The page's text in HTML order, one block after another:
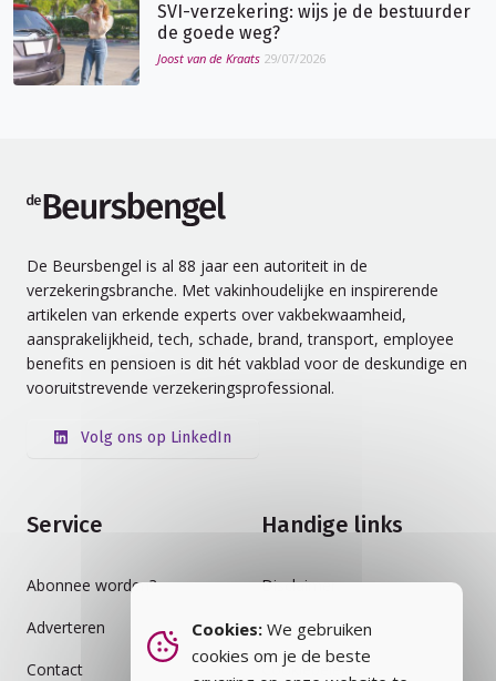
SVI-verzekering: wijs je de bestuurder
de goede weg?
Joost van de Kraats 29/07/2026
De Beursbengel is al 88 jaar een autoriteit in de
verzekeringsbranche. Met vakinhoudelijke en inspirerende
artikelen van erkende experts over vakbekwaamheid,
aansprakelijkheid, tech, schade, brand, transport, employee
benefits en pensioen is dit hét vakblad voor de deskundige en
vooruitstrevende verzekeringsprofessional.
Volg ons op LinkedIn
Service
Abonnee worden?
Adverteren
Contact
Handige links
Disclaimer
Auteursrecht
Cookiebeleid
Cookies: We gebruiken
cookies om je de beste